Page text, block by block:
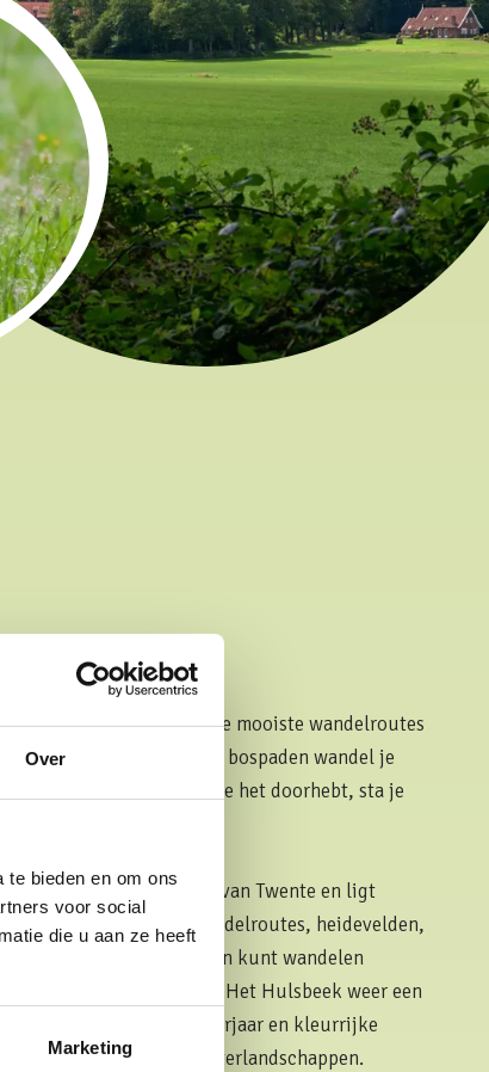
Over
bieden en om ons
voor social
die u aan ze heeft
Marketing
Eureka begint één van de mooiste wandelroutes
heidevelden en rustige bospaden wandel je
Hulsbeek. Nog voordat je het doorhebt, sta je
natuurgebieden van Twente en ligt
uitgestrekte bossen, wandelroutes, heidevelden,
een gebied waar je uren kunt wandelen
In ieder seizoen laat Het Hulsbeek weer een
bossen in het voorjaar en kleurrijke
en verstilde winterlandschappen.